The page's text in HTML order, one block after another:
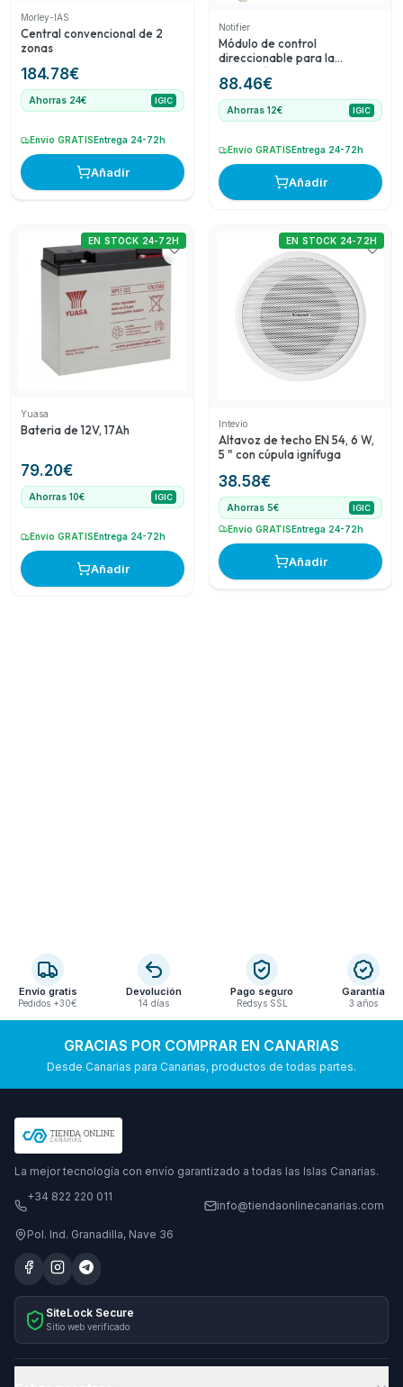
Morley-IAS
Central convencional de 2
zonas
184.78€
Ahorras 24€ IGIC
Envío GRATIS Entrega 24-72h
Añadir
Notifier
Módulo de control
direccionable para la
activación de sistemas de
señalización, puertas,
compuertas cortafuego,
solenoid
88.46€
Ahorras 12€ IGIC
Envío GRATIS Entrega 24-72h
Añadir
Yuasa
Bateria de 12V, 17Ah
79.20€
EN STOCK 24-72H
Ahorras 10€ IGIC
Envío GRATIS Entrega 24-72h
Añadir
Intevio
Altavoz de techo EN 54, 6 W,
5 " con cúpula ignífuga
38.58€
EN STOCK 24-72H
Ahorras 5€ IGIC
Envío GRATISEntrega 24-72h
Añadir
Envío gratis
Pedidos +30€
Devolución
14 días
Pago seguro
Redsys SSL
Garantía
3 años
GRACIAS POR COMPRAR EN CANARIAS
Desde Canarias para Canarias, productos de todas partes.
La mejor tecnología con envío garantizado a todas las Islas Canarias.
+34 822 220 011
info@tiendaonlinecanarias.com
Pol. Ind. Granadilla, Nave 36
SiteLock Secure
Sitio web verificado